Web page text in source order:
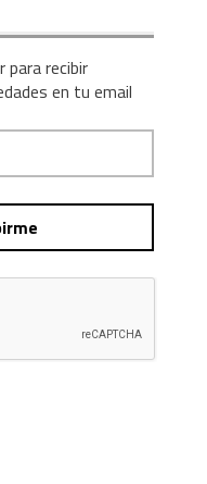
recibir
en tu email